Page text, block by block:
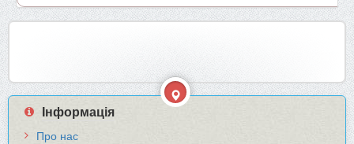
Інформація
Про нас